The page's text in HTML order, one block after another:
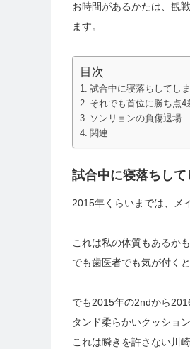
お時間があるかたは、観
ます。
目次
試合中に寝落ちしてし
それでも首位に勝ち点
ソンリョンの負傷退場
関連
試合中に寝落ちして
2015年くらいまでは、メ
これは私の体質もあるか
でも歯医者でも気が付く
でも2015年の2ndから
タンド柔らかいクッショ
これは瞬きを許さない川